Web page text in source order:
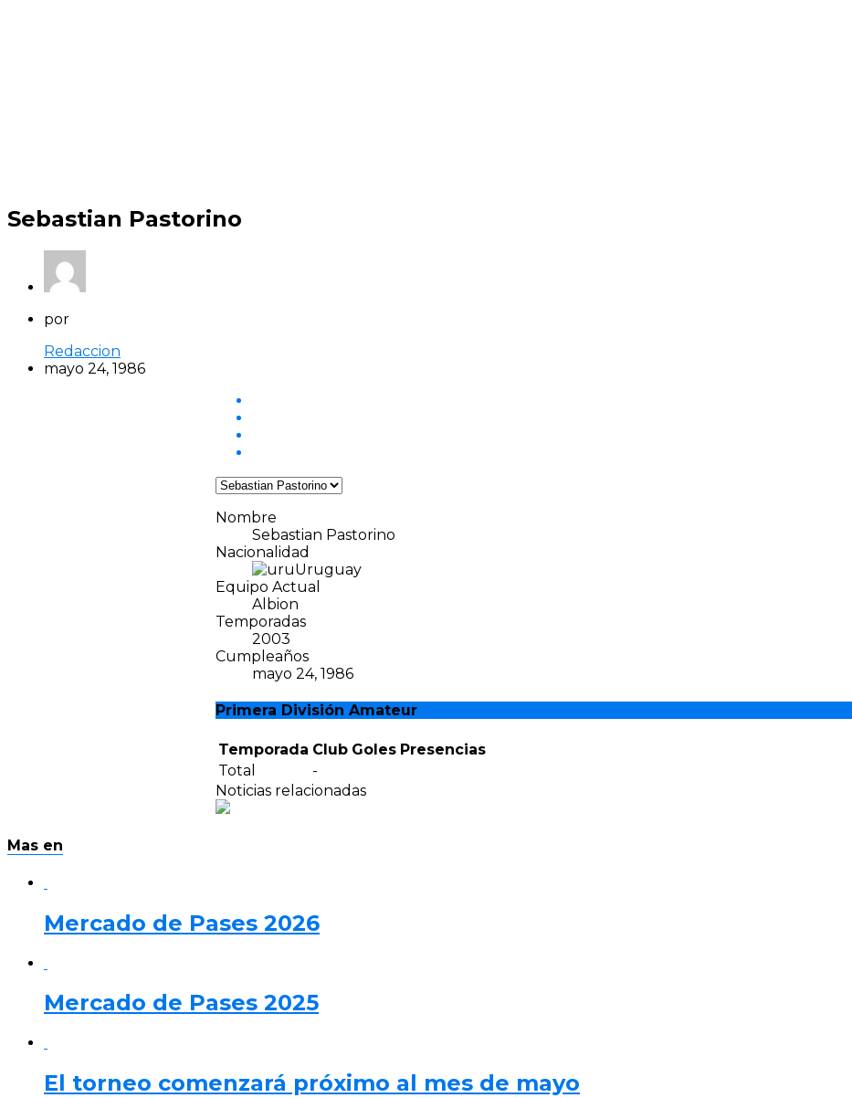
Sebastian Pastorino
por
Redaccion
mayo 24, 1986
Nombre
Sebastian Pastorino
Nacionalidad
Uruguay
Equipo Actual
Albion
Temporadas
2003
Cumpleaños
mayo 24, 1986
Primera División Amateur
Temporada Club Goles Presencias
Total
-
Noticias relacionadas
Mas en
Mercado de Pases 2026
Mercado de Pases 2025
El torneo comenzará próximo al mes de mayo